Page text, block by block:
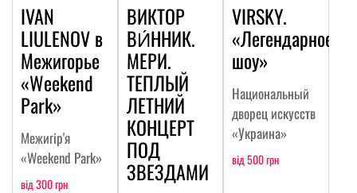
IVAN
LIULENOV в
Межигорье
«Weekend
Park»
Межигір'я
«Weekend Park»
від 300 грн
ВИКТОР
ВИ́ННИК.
МЕРИ.
ТЕПЛЫЙ
ЛЕТНИЙ
КОНЦЕРТ
ПОД
ЗВЕЗДАМИ
VIRSKY.
«Легендарное
шоу»
Национальный
дворец искусств
«Украина»
від 500 грн